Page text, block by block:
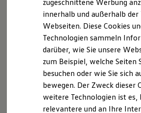
Ladezeitensimulator
Batterie
Sicherheit
Nachhaltigkeit
Technologie
Kosten und Kauf
Verbrauchskosten
Kaufoptionen
E-Auto-Förderung
Software und Konnektivität
Die ID. Software 6
Travel Assist
Travel Assist
Ihrer Fahrspur. Außerdem unterstützt
Zusätzlich profitieren Sie auch von
zugeschnittene Werbung
innerhalb und außerhalb der
Webseiten. Diese Cookies
Technologien sammeln
darüber, wie Sie unsere
zum Beispiel, welche Seiten
besuchen oder wie Sie sich
bewegen. Der Zweck dieser
weitere Technologien ist es,
relevantere und an Ihre